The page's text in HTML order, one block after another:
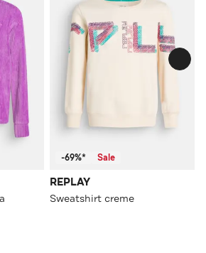
-69%* Sale
REPLAY
Sweatshirt creme